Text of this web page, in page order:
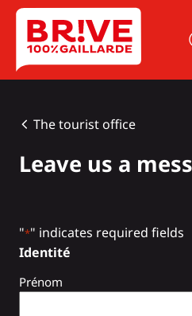
Cookies management panel
The tourist office
Leave us a
"*" indicates required fields
Identité
Prénom